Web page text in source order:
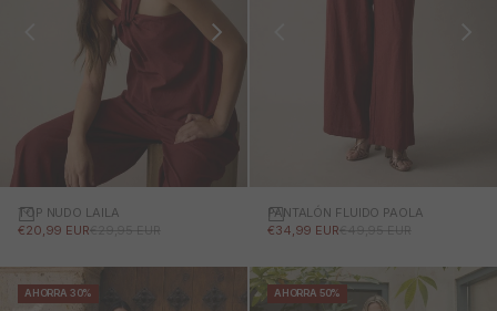
TOP NUDO LAILA
PRECIO DE OFERTA
€20,99 EURPRECIO NORMAL
€29,95 EUR
PANTALÓN FLUIDO PAOLA
PRECIO DE OFERTA
€34,99 EURPRECIO NORMAL
€49,95 EUR
AHORRA 30% AHORRA 50%